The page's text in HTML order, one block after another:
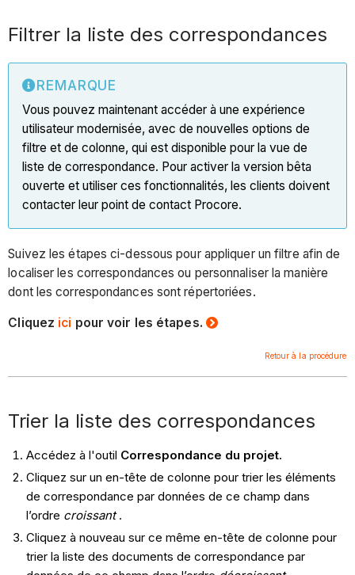
Filtrer la liste des correspondances
REMARQUE
Vous pouvez maintenant accéder à une expérience
utilisateur modernisée, avec de nouvelles options de
filtre et de colonne, qui est disponible pour la vue de
liste de correspondance. Pour activer la version bêta
ouverte et utiliser ces fonctionnalités, les clients doivent
contacter leur point de contact Procore.
Suivez les étapes ci-dessous pour appliquer un filtre afin de
localiser les correspondances ou personnaliser la manière
dont les correspondances sont répertoriées.
Cliquez ici pour voir les étapes.
Retour à la procédure
Trier la liste des correspondances
Accédez à l'outil Correspondance du projet.
Cliquez sur un en-tête de colonne pour trier les éléments
de correspondance par données de ce champ dans
l’ordre croissant.
Cliquez à nouveau sur ce même en-tête de colonne pour
trier la liste des documents de correspondance par